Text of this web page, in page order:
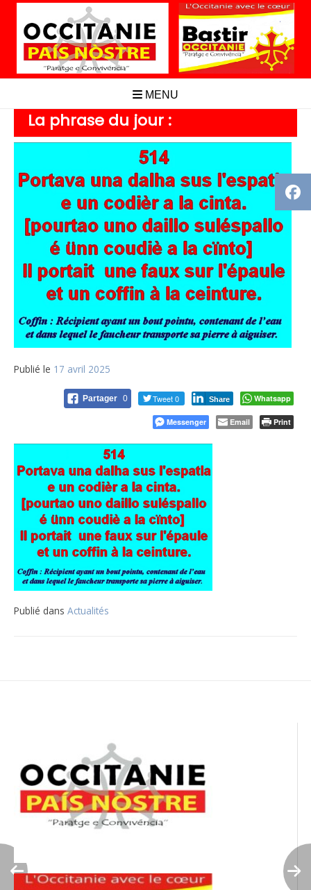
Aller
contenu
MENU
La phrase du jour :
Publié le 17 avril 2025
Partager 0 Tweet 0 Share Whatsapp
Messenger Email Print
Publié dans Actualités